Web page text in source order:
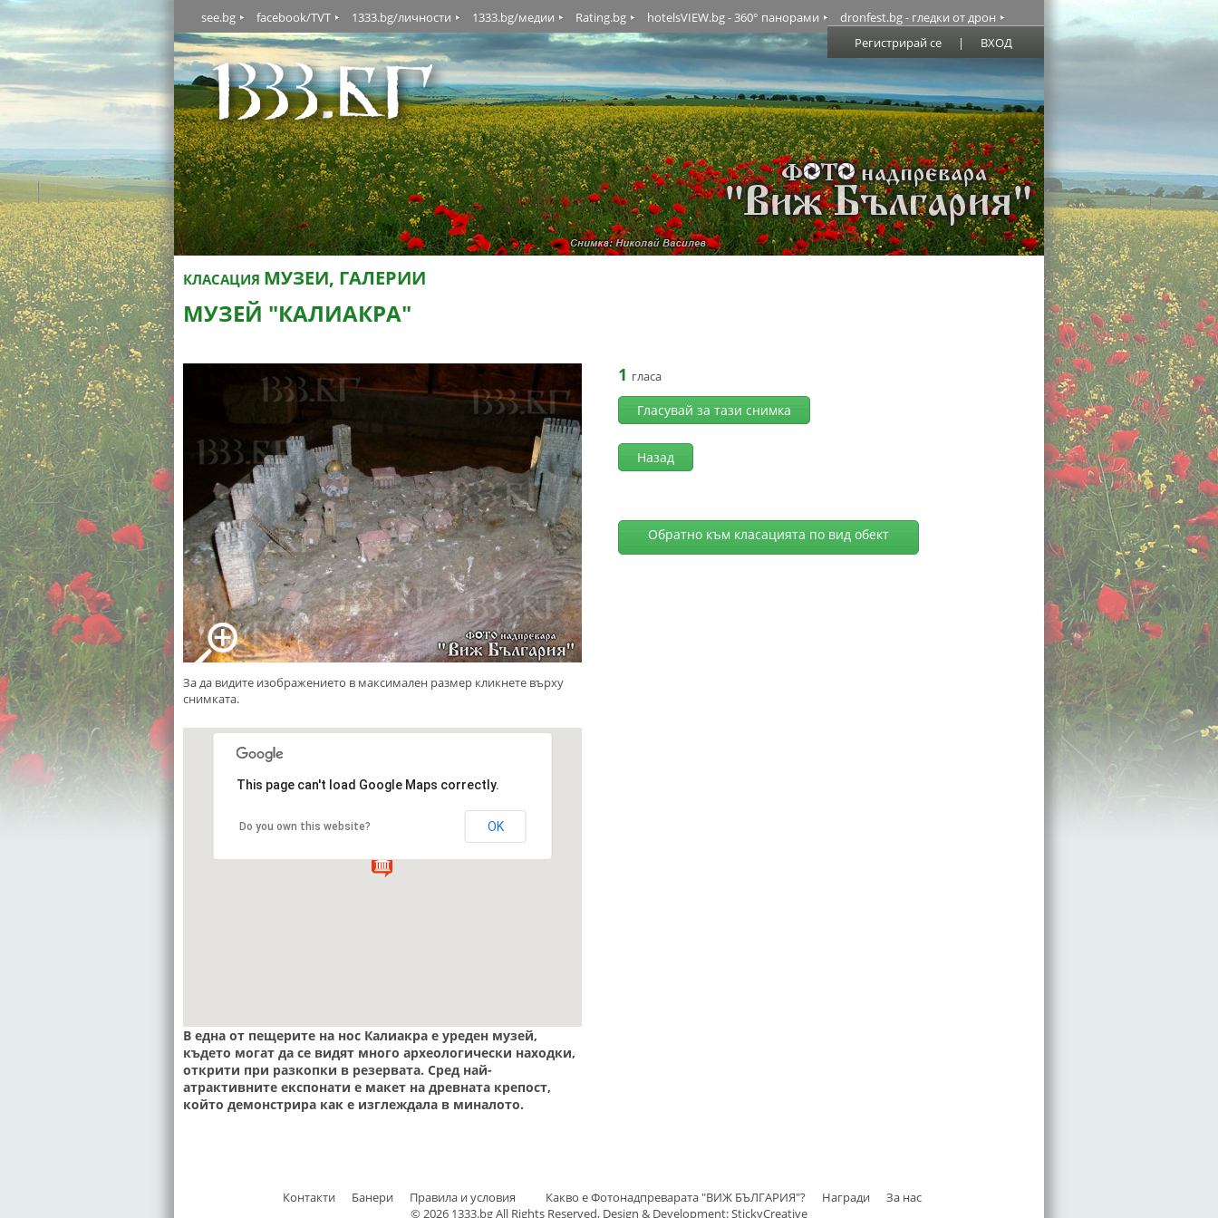
see.bg facebook/TVT 1333.bg/личности 1333.bg/медии Rating.bg hotelsVIEW.bg - 360° панорами
dronfest.bg - гледки от дрон
Регистрирай се
| ВХОД
КЛАСАЦИЯ МУЗЕИ, ГАЛЕРИИ
МУЗЕЙ "КАЛИАКРА"
За да видите изображението в максимален размер кликнете върху
снимката.
1 гласа
Гласувай за тази снимка
Назад
Обратно към класацията по вид обект
This page can't load Google Maps correctly.
Do you own this website? OK
В една от пещерите на нос Калиакра е уреден музей,
където могат да се видят много археологически находки,
открити при разкопки в резервата. Сред най-
атрактивните експонати е макет на древната крепост,
който демонстрира как е изглеждала в миналото.
Контакти Банери Правила и условия Какво е Фотонадпреварата "ВИЖ БЪЛГАРИЯ"? Награди
За нас
© 2026 1333.bg All Rights Reserved, Design & Development: StickyCreative